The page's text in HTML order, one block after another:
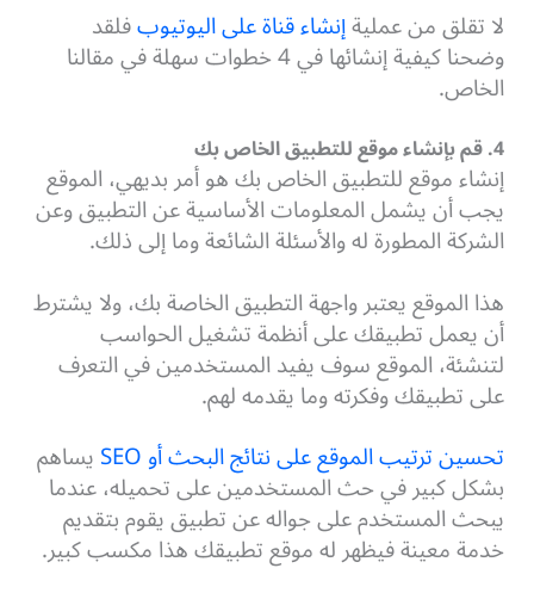
لا تقلق من عمليةإنشاء قناة على اليوتيوبفلقد
وضحنا كيفية إنشائها في 4 خطوات سهلة في مقالنا
الخاص.
4. قم بإنشاء موقع للتطبيق الخاص بك
إنشاء موقع للتطبيق الخاص بك هو أمر بديهي، الموقع
يجب أن يشمل المعلومات الأساسية عن التطبيق وعن
الشركة المطورة له والأسئلة الشائعة وما إلى ذلك.
هذا الموقع يعتبر واجهة التطبيق الخاصة بك، ولا يشترط
أن يعمل تطبيقك على أنظمة تشغيل الحواسب
لتنشئة، الموقع سوف يفيد المستخدمين في التعرف
على تطبيقك وفكرته وما يقدمه لهم.
تحسين ترتيب الموقع على نتائج البحث أو SEO
يساهم
بشكل كبير في حث المستخدمين على تحميله، عندما
يبحث المستخدم على جواله عن تطبيق يقوم بتقديم
خدمة معينة فيظهر له موقع تطبيقك هذا مكسب كبير.